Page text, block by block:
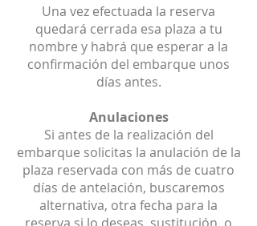
Una vez efectuada la reserva
quedará cerrada esa plaza a tu
nombre y habrá que esperar a la
confirmación del embarque unos
días antes.
Anulaciones
Si antes de la realización del
embarque solicitas la anulación de la
plaza reservada con más de cuatro
días de antelación, buscaremos
alternativa, otra fecha para la